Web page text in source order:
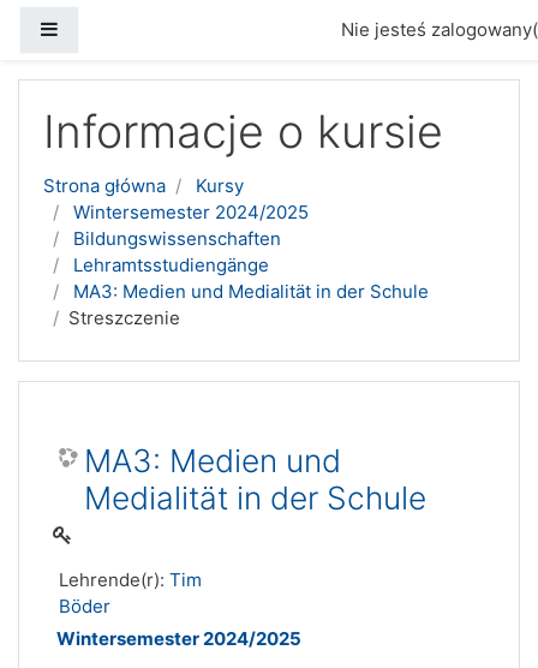
Nie jesteś
Informacje o kursie
Strona główna
Kursy
Wintersemester 2024/2025
Bildungswissenschaften
Lehramtsstudiengänge
MA3: Medien und Medialität in der Schule
Streszczenie
MA3: Medien und
Medialität in der Schule
Lehrende(r): Tim
Böder
Wintersemester 2024/2025